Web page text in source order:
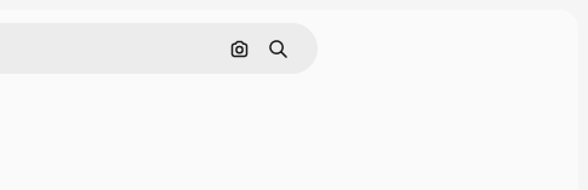
Поиск по изображению
Поиск